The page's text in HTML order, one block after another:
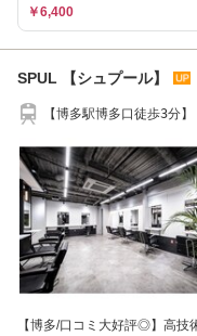
￥6,400
SPUL 【シュプール】
【博多駅博多口徒歩3分
【博多/口コミ大好評◎】高技